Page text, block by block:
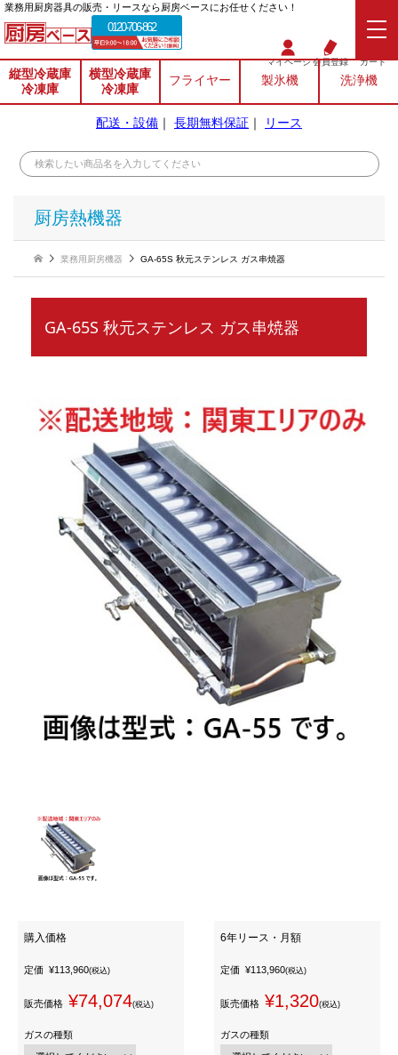
業務⽤厨房器具の販売・リースなら厨房ベースにお任せください！
0120-706-862
マイページ会員登録 カート
縦型冷蔵庫
冷凍庫
横型冷蔵庫
冷凍庫
フライヤー 製氷機 洗浄機
配送・設備 ｜ 長期無料保証 ｜ リース
厨房熱機器
業務用厨房機器 GA-65S 秋元ステンレス ガス串焼器
GA-65S 秋元ステンレス ガス串焼器
購入価格
定価 ¥113,960(税込)
販売価格 ¥74,074(税込)
ガスの種類
6年リース・月額
定価 ¥113,960(税込)
販売価格 ¥1,320(税込)
ガスの種類